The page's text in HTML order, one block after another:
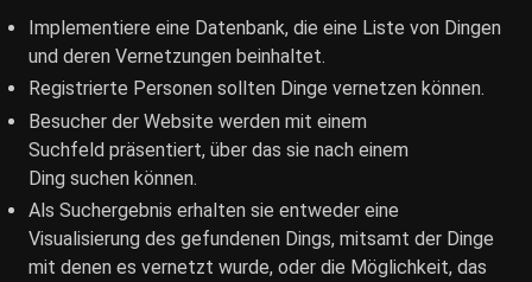
Implementiere eine Datenbank, die eine Liste von Dingen
und deren Vernetzungen beinhaltet.
Registrierte Personen sollten Dinge vernetzen können.
Besucher der Website werden mit einem
Suchfeld präsentiert, über das sie nach einem
Ding suchen können.
Als Suchergebnis erhalten sie entweder eine
Visualisierung des gefundenen Dings, mitsamt der Dinge
mit denen es vernetzt wurde, oder die Möglichkeit, das